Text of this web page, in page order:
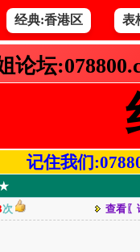
经典:香港区 表
论坛
记住我们
★
次 查看〖